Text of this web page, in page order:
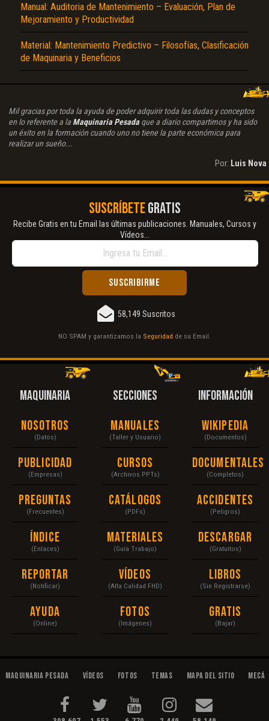
Manual: Auditoria de Mantenimiento – Evaluación, Plan de
Mejoramiento y Productividad
Material: Mantenimiento Predictivo – Filosofías, Clasificación
de Maquinaria y Beneficios
Mil gracias por toda la ayuda de poder adquirir toda las dudas y conceptos
en lo referente a la Maquinaria Pesadaque a diario compartimos y ha sido
un éxito en la formación cuando uno no tiene la parte económica para
realizar un sueño...
Por: Luis Nova
SUSCRÍBETEGRATIS
Recibe Gratis en tu Email las últimas publicaciones. Manuales, Cursos y
Vídeos...
58,149 Suscritos
NO SPAM y garantizamos la Seguridad de su Email.
MAQUINARIA
Nosotros
(Datos)
Publicidad
(Empresas)
Preguntas
(Frecuentes)
Índice
(Enlaces)
Reportar
(Notificar)
Ayuda
(Online)
SECCIONES
Manuales
(Taller y Usuario)
Cursos
(Archivos PPTs)
Catálogos
(PDFs)
Materiales
(Guía Trabajo)
Vídeos
(Alta Calidad FHD)
Fotos
(Imágenes)
INFORMACIÓN
Wikipedia
(Documentos)
Documentales
(Completos)
Accidentes
(Peligros)
Descargar
(Gratuitos)
Libros
(Sin Registrarse)
Gratis
(Bajar)
Maquinaria Pesada Vídeos Fotos Temas Mapa del Sitio